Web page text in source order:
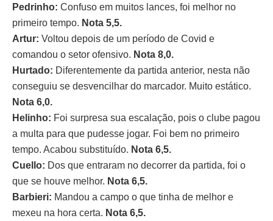
Pedrinho: Confuso em muitos lances, foi melhor no
primeiro tempo. Nota 5,5.
Artur: Voltou depois de um período de Covid e
comandou o setor ofensivo. Nota 8,0.
Hurtado: Diferentemente da partida anterior, nesta não
conseguiu se desvencilhar do marcador. Muito estático.
Nota 6,0.
Helinho: Foi surpresa sua escalação, pois o clube pagou
a multa para que pudesse jogar. Foi bem no primeiro
tempo. Acabou substituído. Nota 6,5.
Cuello: Dos que entraram no decorrer da partida, foi o
que se houve melhor. Nota 6,5.
Barbieri: Mandou a campo o que tinha de melhor e
mexeu na hora certa. Nota 6,5.